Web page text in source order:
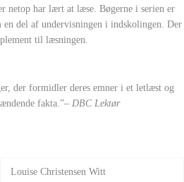
netop har lært at læse. Bøgerne i serien er
del af undervisningen i indskolingen. Der
til læsningen.
der formidler deres emner i et letlæst og
fakta.”– DBC Lektør
Louise Christensen Witt